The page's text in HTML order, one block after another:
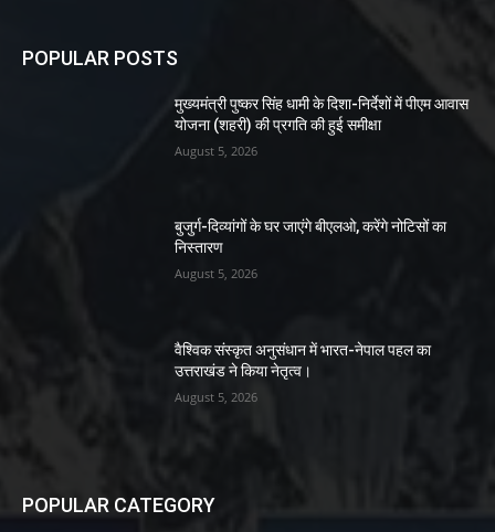
POPULAR POSTS
मुख्यमंत्री पुष्कर सिंह धामी के दिशा-निर्देशों में पीएम आवास
योजना (शहरी) की प्रगति की हुई समीक्षा
August 5, 2026
बुजुर्ग-दिव्यांगों के घर जाएंगे बीएलओ, करेंगे नोटिसों का
निस्तारण
August 5, 2026
वैश्विक संस्कृत अनुसंधान में भारत-नेपाल पहल का
उत्तराखंड ने किया नेतृत्व।
August 5, 2026
POPULAR CATEGORY